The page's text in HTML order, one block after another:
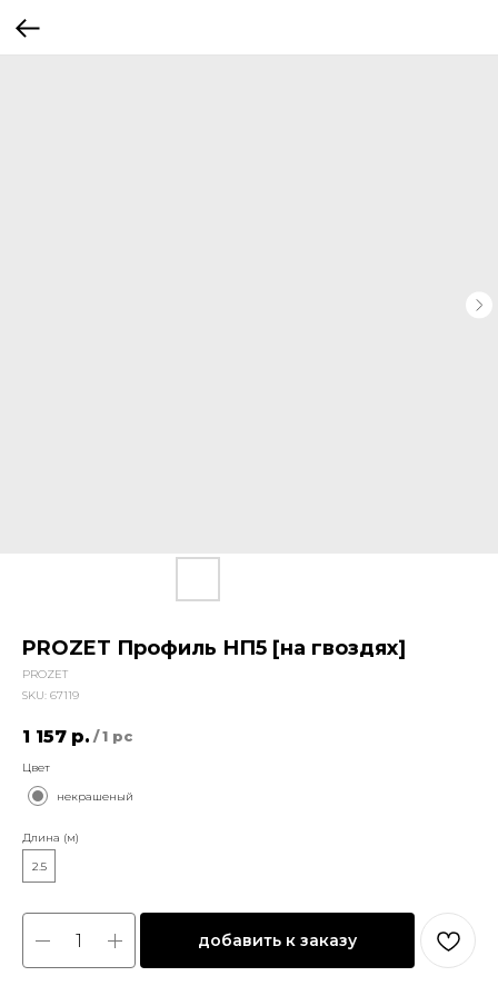
PROZET Профиль НП5 [на гвоздях]
PROZET
SKU: 67119
1 157 р. / 1 pc
Цвет
некрашеный
Длина (м)
2.5
добавить к заказу